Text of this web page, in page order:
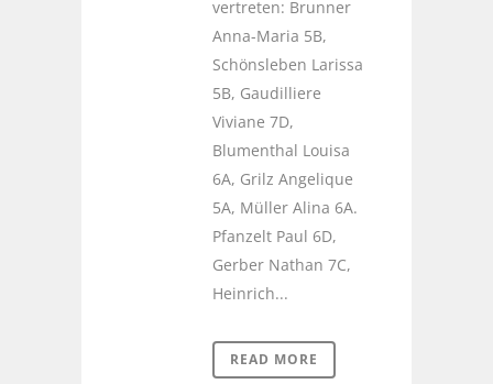
vertreten: Brunner
Anna-Maria 5B,
Schönsleben Larissa
5B, Gaudilliere
Viviane 7D,
Blumenthal Louisa
6A, Grilz Angelique
5A, Müller Alina 6A.
Pfanzelt Paul 6D,
Gerber Nathan 7C,
Heinrich...
READ MORE